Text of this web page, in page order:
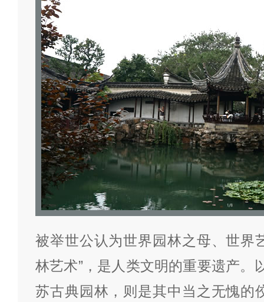
被举世公认为世界园林之母、世界
林艺术”，是人类文明的重要遗产。
苏古典园林，则是其中当之无愧的